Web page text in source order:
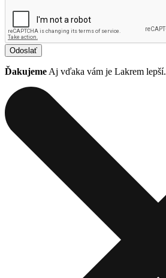
Odoslať
Ďakujeme Aj vďaka vám je Lakrem lepší.